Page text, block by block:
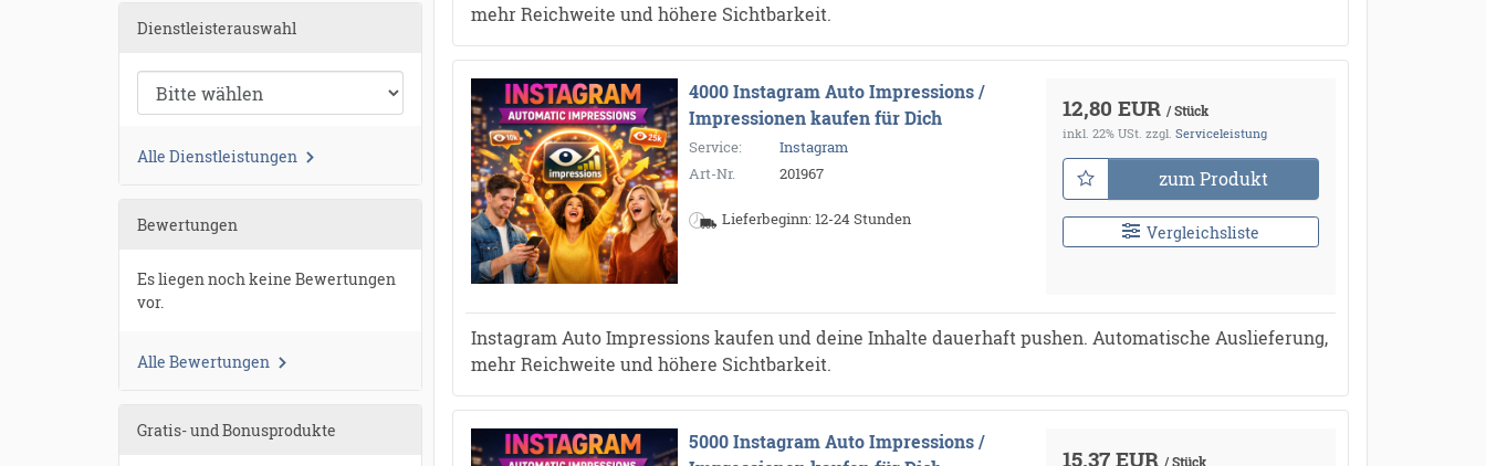
mehr Reichweite und höhere Sichtbarkeit.
4000 Instagram Auto Impressions /
Impressionen kaufen für Dich
Service:
Instagram
Art-Nr.
201967
Lieferbeginn: 12-24 Stunden
12,80 EUR / Stück
inkl. 22% USt. zzgl. Serviceleistung
zum Produkt
Vergleichsliste
Instagram Auto Impressions kaufen und deine Inhalte dauerhaft pushen. Automatische Auslieferung,
mehr Reichweite und höhere Sichtbarkeit.
5000 Instagram Auto Impressions /
15,37 EUR / Stück
Dienstleisterauswahl
Alle Dienstleistungen
Bewertungen
Es liegen noch keine Bewertungen
vor.
Alle Bewertungen
Gratis- und Bonusprodukte